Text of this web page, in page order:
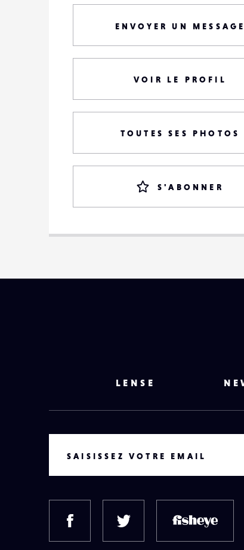
ENVOYER UN MESSAGE
VOIR LE PROFIL
TOUTES SES PHOTOS
S'ABONNER
LENSE
SAISISSEZ VOTRE EMAIL
FACEBOOK TWITTER